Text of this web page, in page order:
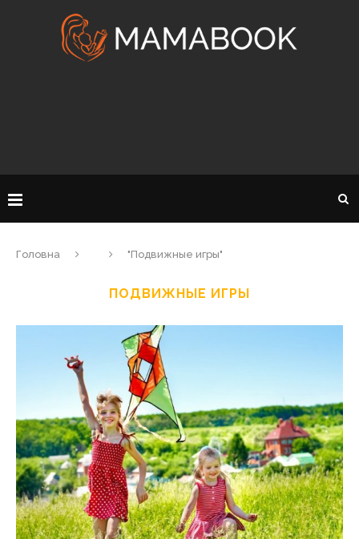
Головна "Подвижные игры"
ПОДВИЖНЫЕ ИГРЫ